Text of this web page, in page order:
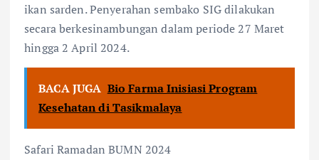
ikan sarden. Penyerahan sembako SIG dilakukan
secara berkesinambungan dalam periode 27 Maret
hingga 2 April 2024.
BACA JUGA Bio Farma Inisiasi Program
Kesehatan di Tasikmalaya
Safari Ramadan BUMN 2024